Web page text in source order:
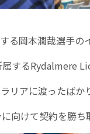
る岡本潤哉選手の
属するRydalmere
リアに渡ったば
向けて契約を勝